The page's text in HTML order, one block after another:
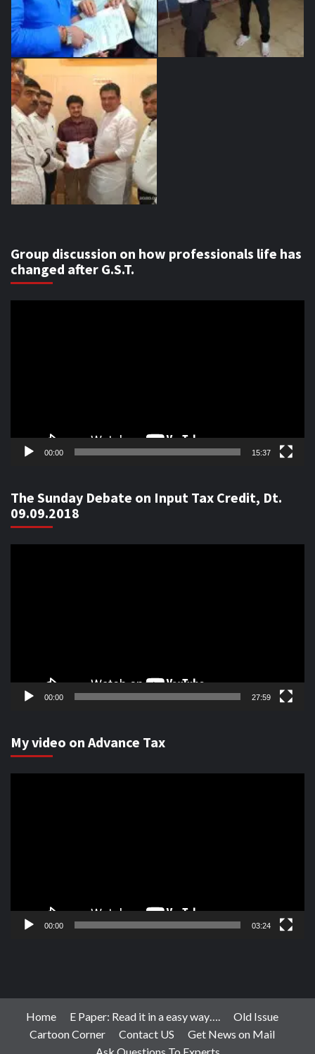
Group discussion on how professionals life has
changed after G.S.T.
00:00 15:37
The Sunday Debate on Input Tax Credit, Dt.
09.09.2018
00:00 27:59
My video on Advance Tax
00:00 03:24
Home E Paper: Read it in a easy way….
Old Issue
Cartoon Corner
Contact US
Get News on Mail
Ask Questions To Experts